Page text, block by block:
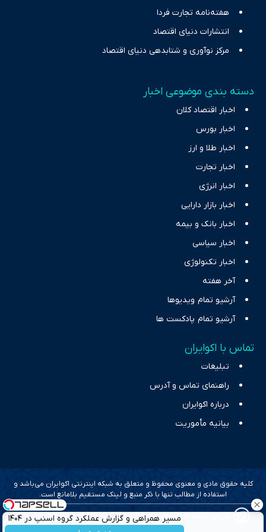
مسیر همراهی و گزارش عملکرد گروه اسنپ در ۱۴۰۴
هفته‌نامه تجارت فردا
انتشارات دنیای اقتصاد
مرکز نوآوری و شتابدهی دنیای اقتصاد
دسته بندی موضوعی اخبار
اخبار اقتصاد کلان
اخبار بورس
اخبار طلا و ارز
اخبار تجارت
اخبار انرژی
اخبار بازار دارایی
اخبار بانک و بیمه
اخبار سیاسی
اخبار تکنولوژی
آخر هفته
آرشیو تمام ویدیوها
آرشیو تمام پادکست ها
تماس با اکوایران
تبلیغات
راهنمای تماس و آدرس
درباره اکوایران
بیانیه مأموریت
کلیه حقوق مادی و معنوی محفوظ و متعلق به شبکه اینترنتی اکوایران می‌باشد و
استفاده از مطالب تنها با ذکر منبع و لینک مستقیم بلامانع است.
طراحی سایت خبری و خبرگزاری آسام